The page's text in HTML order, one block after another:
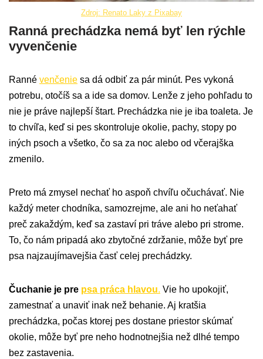
Zdroj: Renato Laky z Pixabay
Ranná prechádzka nemá byť len rýchle
vyvenčenie
Ranné venčenie sa dá odbiť za pár minút. Pes vykoná
potrebu, otočíš sa a ide sa domov. Lenže z jeho pohľadu to
nie je práve najlepší štart. Prechádzka nie je iba toaleta. Je
to chvíľa, keď si pes skontroluje okolie, pachy, stopy po
iných psoch a všetko, čo sa za noc alebo od včerajška
zmenilo.
Preto má zmysel nechať ho aspoň chvíľu očuchávať. Nie
každý meter chodníka, samozrejme, ale ani ho neťahať
preč zakaždým, keď sa zastaví pri tráve alebo pri strome.
To, čo nám pripadá ako zbytočné zdržanie, môže byť pre
psa najzaujímavejšia časť celej prechádzky.
Čuchanie je pre psa práca hlavou. Vie ho upokojiť,
zamestnať a unaviť inak než behanie. Aj kratšia
prechádzka, počas ktorej pes dostane priestor skúmať
okolie, môže byť pre neho hodnotnejšia než dlhé tempo
bez zastavenia.